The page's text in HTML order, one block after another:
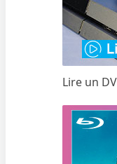
Lire un